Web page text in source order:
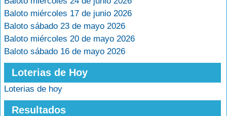
Baloto miércoles 17 de junio 2026
Baloto sábado 23 de mayo 2026
Baloto miércoles 20 de mayo 2026
Baloto sábado 16 de mayo 2026
Loterias de Hoy
Loterias de hoy
Resultados